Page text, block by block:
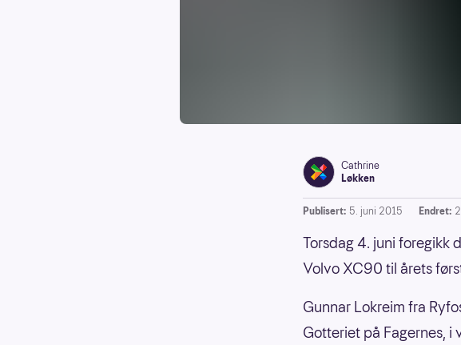
Cathrine
Løkken
Publisert: 5. juni 2015 Endret:
Torsdag 4. juni foregikk
Volvo XC90 til årets
Gunnar Lokreim fra
Gotteriet på Fagernes, i